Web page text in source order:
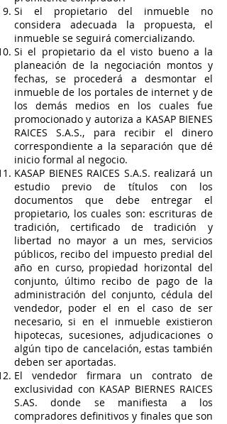
Si el propietario del inmueble no
considera adecuada la propuesta, el
inmueble se seguirá comercializando.
Si el propietario da el visto bueno a la
planeación de la negociación montos y
fechas, se procederá a desmontar el
inmueble de los portales de internet y de
los demás medios en los cuales fue
promocionado y autoriza a KASAP BIENES
RAICES S.A.S., para recibir el dinero
correspondiente a la separación que dé
inicio formal al negocio.
KASAP BIENES RAICES S.A.S. realizará un
estudio previo de títulos con los
documentos que debe entregar el
propietario, los cuales son: escrituras de
tradición, certificado de tradición y
libertad no mayor a un mes, servicios
públicos, recibo del impuesto predial del
año en curso, propiedad horizontal del
conjunto, último recibo de pago de la
administración del conjunto, cédula del
vendedor, poder el en el caso de ser
necesario, si en el inmueble existieron
hipotecas, sucesiones, adjudicaciones o
algún tipo de cancelación, estas también
deben ser aportadas.
El vendedor firmara un contrato de
exclusividad con KASAP BIERNES RAICES
S.AS. donde se manifiesta a los
compradores definitivos y finales que son